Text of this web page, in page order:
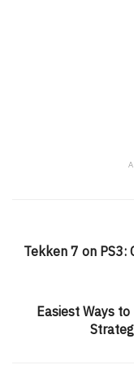
Tekken 7 on PS3:
Easiest Ways